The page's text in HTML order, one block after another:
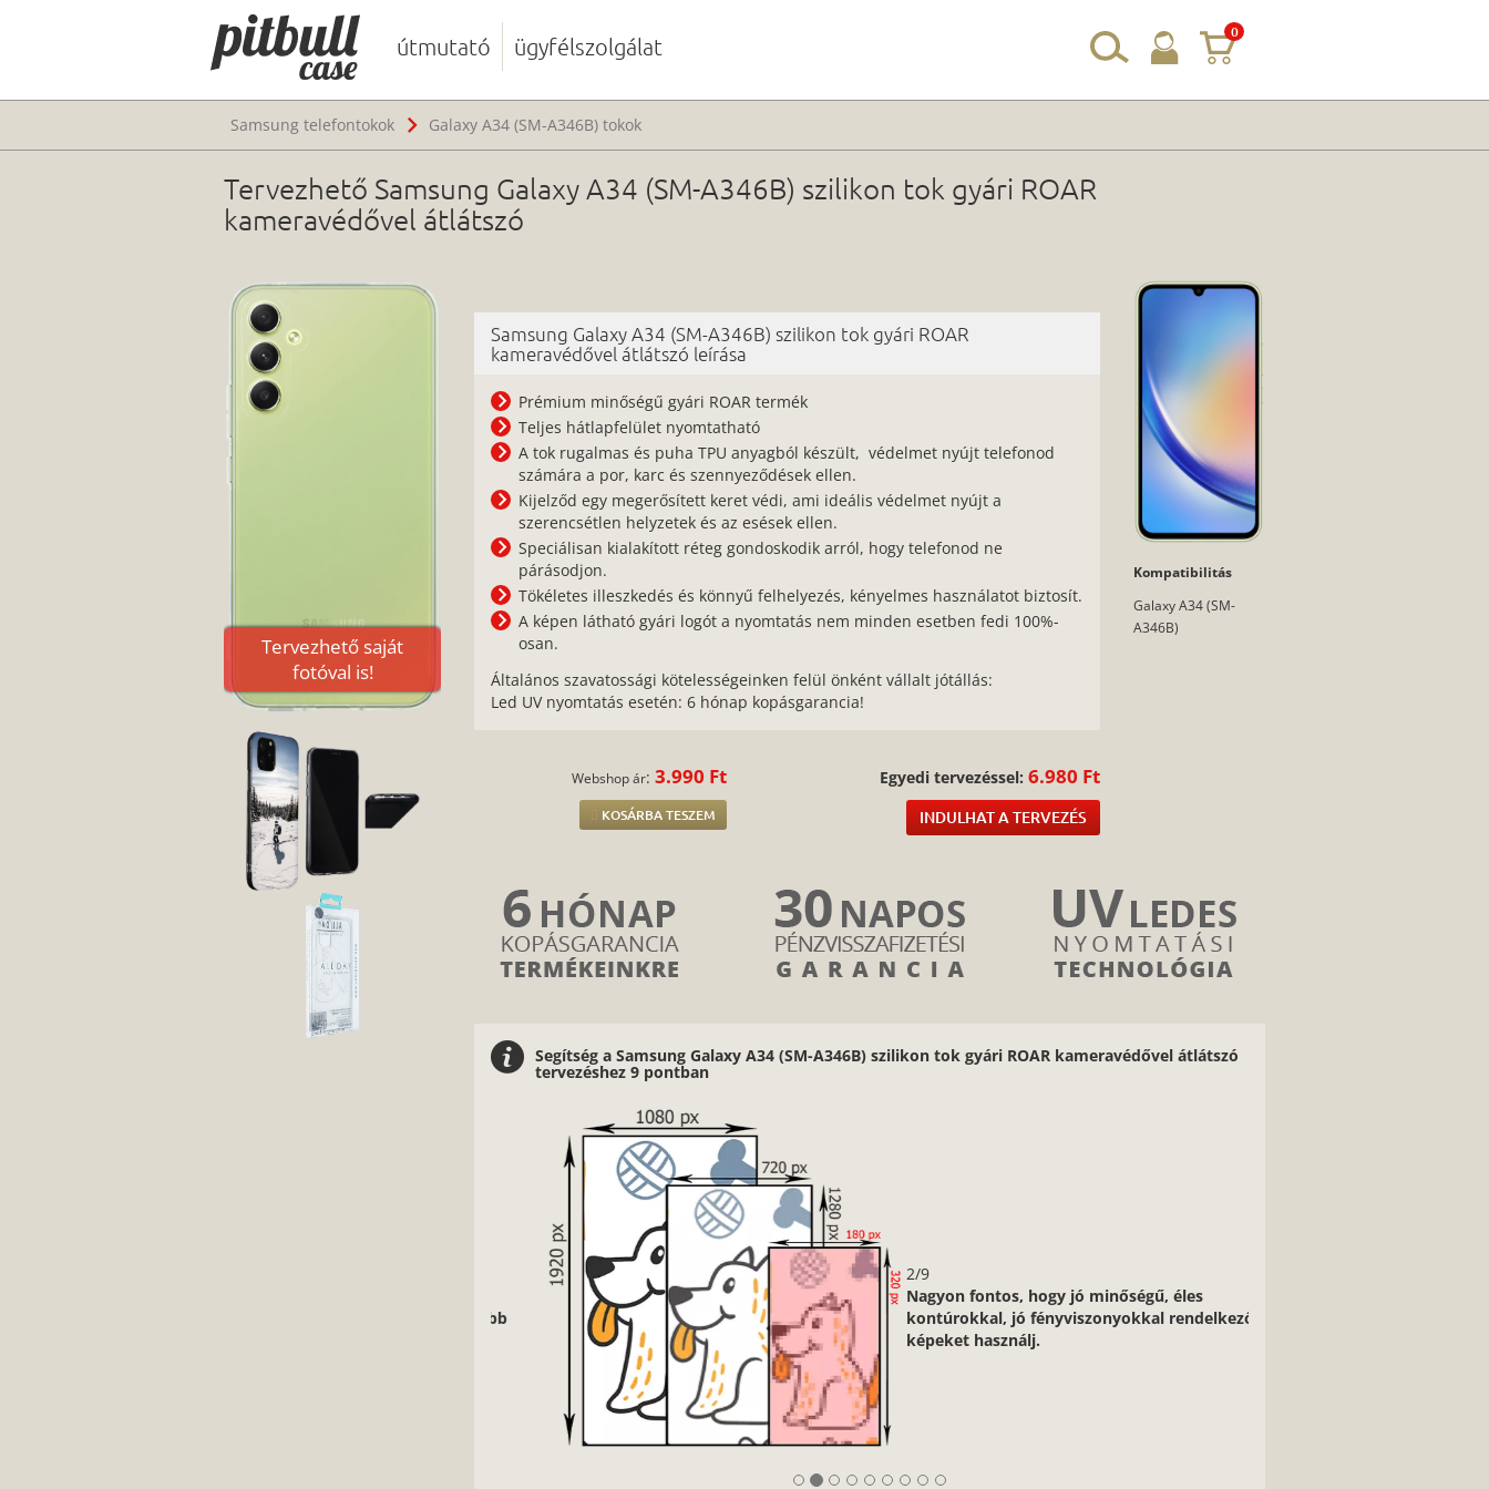
0
útmutató ügyfélszolgálat
Samsung telefontokok Galaxy A34 (SM-A346B) tokok
Tervezhető Samsung Galaxy A34 (SM-A346B) szilikon tok gyári ROAR
kameravédővel átlátszó
Tervezhető saját
fotóval is!
Samsung Galaxy A34 (SM-A346B) szilikon tok gyári ROAR
kameravédővel átlátszó leírása
Prémium minőségű gyári ROAR termék
Teljes hátlapfelület nyomtatható
A tok rugalmas és puha TPU anyagból készült, védelmet nyújt telefonod
számára a por, karc és szennyeződések ellen.
Kijelződ egy megerősített keret védi, ami ideális védelmet nyújt a
szerencsétlen helyzetek és az esések ellen.
Speciálisan kialakított réteg gondoskodik arról, hogy telefonod ne
párásodjon.
Tökéletes illeszkedés és könnyű felhelyezés, kényelmes használatot biztosít.
A képen látható gyári logót a nyomtatás nem minden esetben fedi 100%-
osan.
Általános szavatossági kötelességeinken felül önként vállalt jótállás:
Led UV nyomtatás esetén: 6 hónap kopásgarancia!
Webshop ár:3.990 Ft
KOSÁRBA TESZEM
Egyedi tervezéssel: 6.980 Ft
INDULHAT A TERVEZÉS
Kompatibilitás
Galaxy A34 (SM-
A346B)
Segítség a Samsung Galaxy A34 (SM-A346B) szilikon tok gyári ROAR kameravédővel átlátszó
tervezéshez 9 pontban
Nagyon fontos, hogy jó minőségű, éles
kontúrokkal, jó fényviszonyokkal rendelkező
képeket használj.